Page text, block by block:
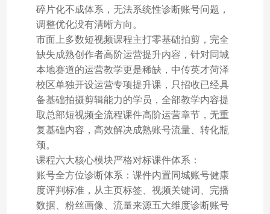
碎片化不成体系，无法系统性诊断账号问题，
调整优化没有清晰方向。
市面上多数短视频课程主打零基础拍剪，完全
缺失成熟创作者高阶运营提升内容，针对同城
本地赛道的运营教学更是稀缺，中传英才菏泽
校区单独开设运营专项提升课，只招收已经具
备基础拍摄剪辑能力的学员，全部教学内容提
取总部短视频全流程课件高阶运营章节，无重
复基础内容，高效解决成熟账号流量、转化瓶
颈。
课程六大核心模块严格对标课件体系：
账号全方位诊断体系：课件内置同城账号健康
度评判标准，从主页标签、视频关键词、完播
数据、粉丝画像、流量来源五大维度诊断账号